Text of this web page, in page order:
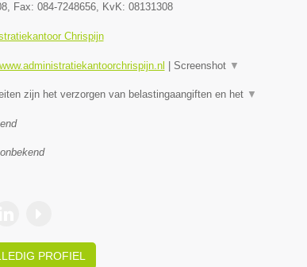
, Fax: 084-7248656, KvK: 08131308
Chrispijn
Screenshot ▼
zijn het verzorgen van belastingaangiften en het ▼
PROFIEL